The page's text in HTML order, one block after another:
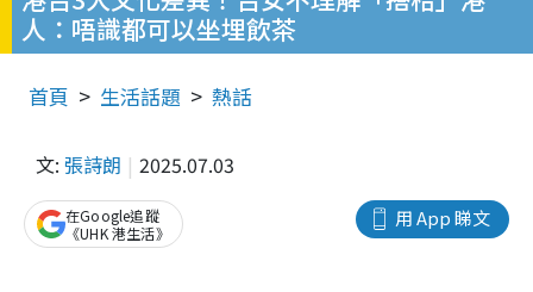
人：唔識都可以坐埋飲茶
首頁 生活話題 熱話
文: 張詩朗 2025.07.03
用 App 睇文
在Google追蹤
《UHK 港生活》